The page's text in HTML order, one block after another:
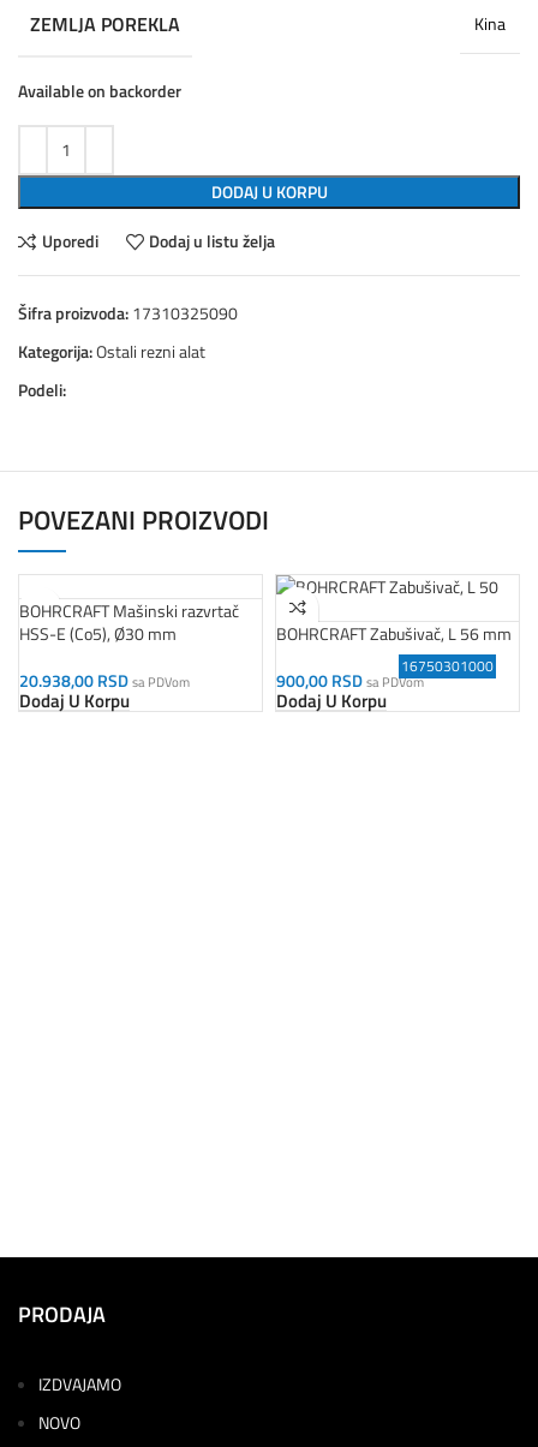
ZEMLJA POREKLA Kina
Available on backorder
DODAJ U KORPU
Uporedi
Dodaj u listu želja
Šifra proizvoda:17310325090
Kategorija:Ostali rezni alat
Podeli:
POVEZANI PROIZVODI
BOHRCRAFT Mašinski razvrtač
HSS-E (Co5), Ø30 mm
20.938,00RSDsa PDVom
Dodaj U Korpu
16750303000
BOHRCRAFT Zabušivač, L 56 mm
900,00RSDsa PDVom
Dodaj U Korpu
16000300400
16750302800
17141330006
16000300200
16750302600
16750302400
16750301000
PRODAJA
IZDVAJAMO
NOVO